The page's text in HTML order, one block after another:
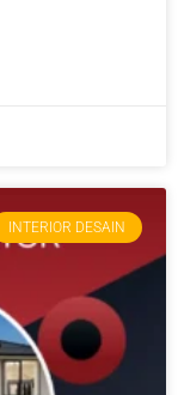
INTERIOR DESAIN